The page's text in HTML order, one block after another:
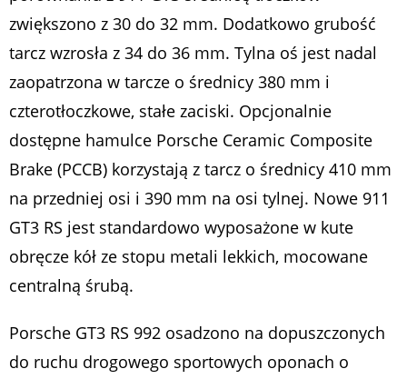
zwiększono z 30 do 32 mm. Dodatkowo grubość
tarcz wzrosła z 34 do 36 mm. Tylna oś jest nadal
zaopatrzona w tarcze o średnicy 380 mm i
czterotłoczkowe, stałe zaciski. Opcjonalnie
dostępne hamulce Porsche Ceramic Composite
Brake (PCCB) korzystają z tarcz o średnicy 410 mm
na przedniej osi i 390 mm na osi tylnej. Nowe 911
GT3 RS jest standardowo wyposażone w kute
obręcze kół ze stopu metali lekkich, mocowane
centralną śrubą.
Porsche GT3 RS 992 osadzono na dopuszczonych
do ruchu drogowego sportowych oponach o